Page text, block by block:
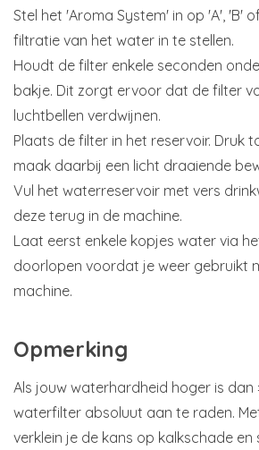
Stel het 'Aroma System' in op 'A', 'B'
filtratie van het water in te stellen.
Houdt de filter enkele seconden
bakje. Dit zorgt ervoor dat de filter
luchtbellen verdwijnen.
Plaats de filter in het reservoir. Druk
maak daarbij een licht draaiende
Vul het waterreservoir met vers
deze terug in de machine.
Laat eerst enkele kopjes water via
doorlopen voordat je weer gebruikt
machine.
Opmerking
Als jouw waterhardheid hoger is dan
waterfilter absoluut aan te raden.
verklein je de kans op kalkschade